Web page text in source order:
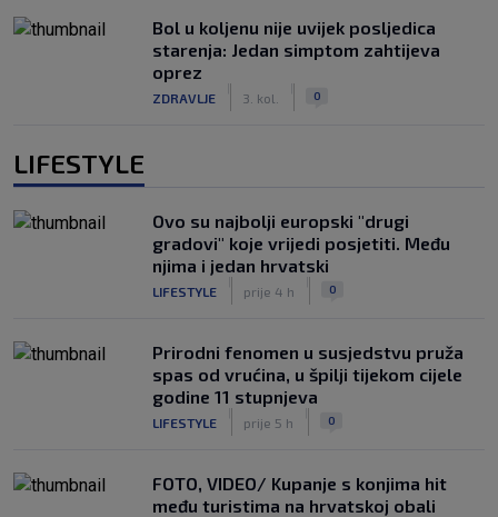
Bol u koljenu nije uvijek posljedica
starenja: Jedan simptom zahtijeva
oprez
ZDRAVLJE 3. kol. 0
LIFESTYLE
Ovo su najbolji europski "drugi
gradovi" koje vrijedi posjetiti. Među
njima i jedan hrvatski
LIFESTYLE prije 4 h 0
Prirodni fenomen u susjedstvu pruža
spas od vrućina, u špilji tijekom cijele
godine 11 stupnjeva
LIFESTYLE prije 5 h 0
FOTO, VIDEO/ Kupanje s konjima hit
među turistima na hrvatskoj obali